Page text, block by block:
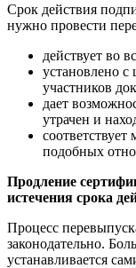
Срок действия
нужно провести
действует во
установлено с
участников
дает
утрачен и
подобных
Продление
истечения срока
Процесс
законодательно.
устанавливается